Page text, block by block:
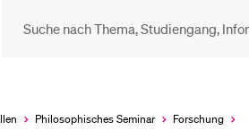
Philosophisches Seminar
Forschung
und